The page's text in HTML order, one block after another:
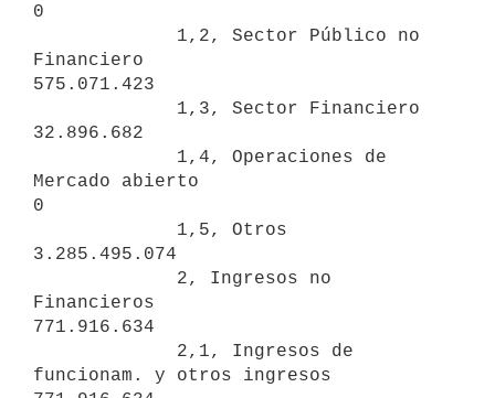
0
Financiero
575.071.423
32.896.682
Mercado abierto
0
3.285.495.074
Financieros
771.916.634
funcionam. y otros ingresos